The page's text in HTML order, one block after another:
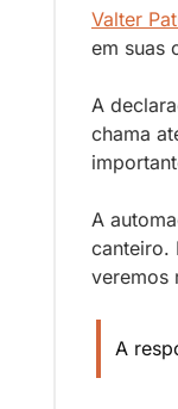
Valter
em suas
A
chama
A
canteiro.
veremos
A